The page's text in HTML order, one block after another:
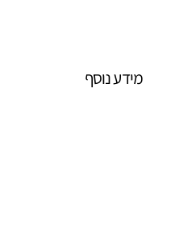
מידע נוסף